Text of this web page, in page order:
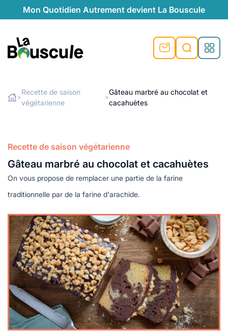
Mon Quotidien Autrement devient La Bouscule
au naturel
végétariennes
locales
durables
beauté naturelle
naturel
de recyclage
témoignages
saison
responsables
douce
Rechercher
>
Recette de saison
végétarienne
>
Gâteau marbré au chocolat et
cacahuètes
Recette de saison végétarienne
Gâteau marbré au chocolat et cacahuètes
On vous propose de remplacer une partie de la farine
traditionnelle par de la farine d'arachide.